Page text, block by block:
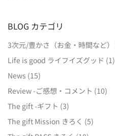
BLOG カテゴリ
3次元/豊かさ（お金・時間など）
Life is good ライフイズグッド (1)
News (15)
Review -ご感想・コメント (10)
The gift -ギフト (3)
The gift Mission きろく (5)